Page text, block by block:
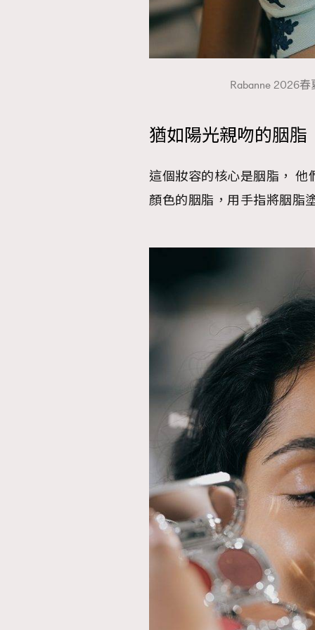
本人已詳閱並同意遵守本文列明條款及細則。 請
本人的個人資料於任何推廣用途。
Rabanne 2026
猶如陽光親吻的胭脂
這個妝容的核心是胭脂，
顏色的胭脂，用手指將胭脂